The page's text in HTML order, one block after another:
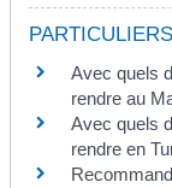
PARTICULIERS
Avec quels
rendre au
Avec quels
rendre en